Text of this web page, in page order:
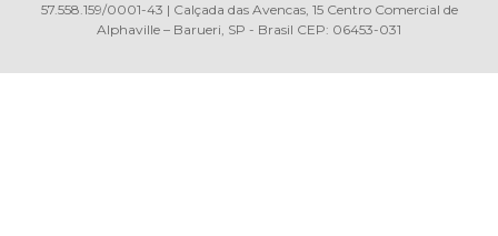
57.558.159/0001-43 | Calçada das Avencas, 15 Centro Comercial de
Alphaville – Barueri, SP - Brasil CEP: 06453-031